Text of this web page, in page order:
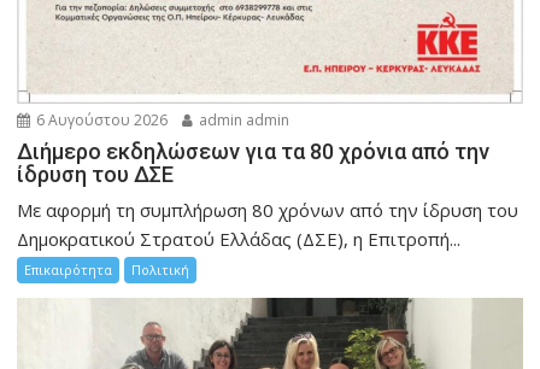
6 Αυγούστου 2026 admin admin
Διήμερο εκδηλώσεων για τα 80 χρόνια από την
ίδρυση του ΔΣΕ
Με αφορμή τη συμπλήρωση 80 χρόνων από την ίδρυση του
Δημοκρατικού Στρατού Ελλάδας (ΔΣΕ), η Επιτροπή...
Επικαιρότητα Πολιτική